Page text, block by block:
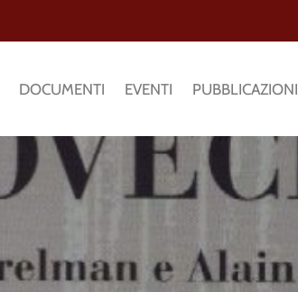
DOCUMENTI EVENTI PUBBLICAZIONI